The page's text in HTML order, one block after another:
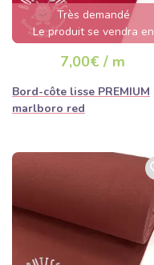
Très demandé
Le produit se vendra en
quelques heures
7,00€ / m
Bord-côte lisse PREMIUM
marlboro red